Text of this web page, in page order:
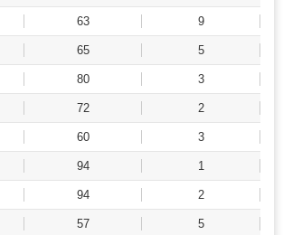
63 9
65 5
80 3
72 2
60 3
94 1
94 2
57 5